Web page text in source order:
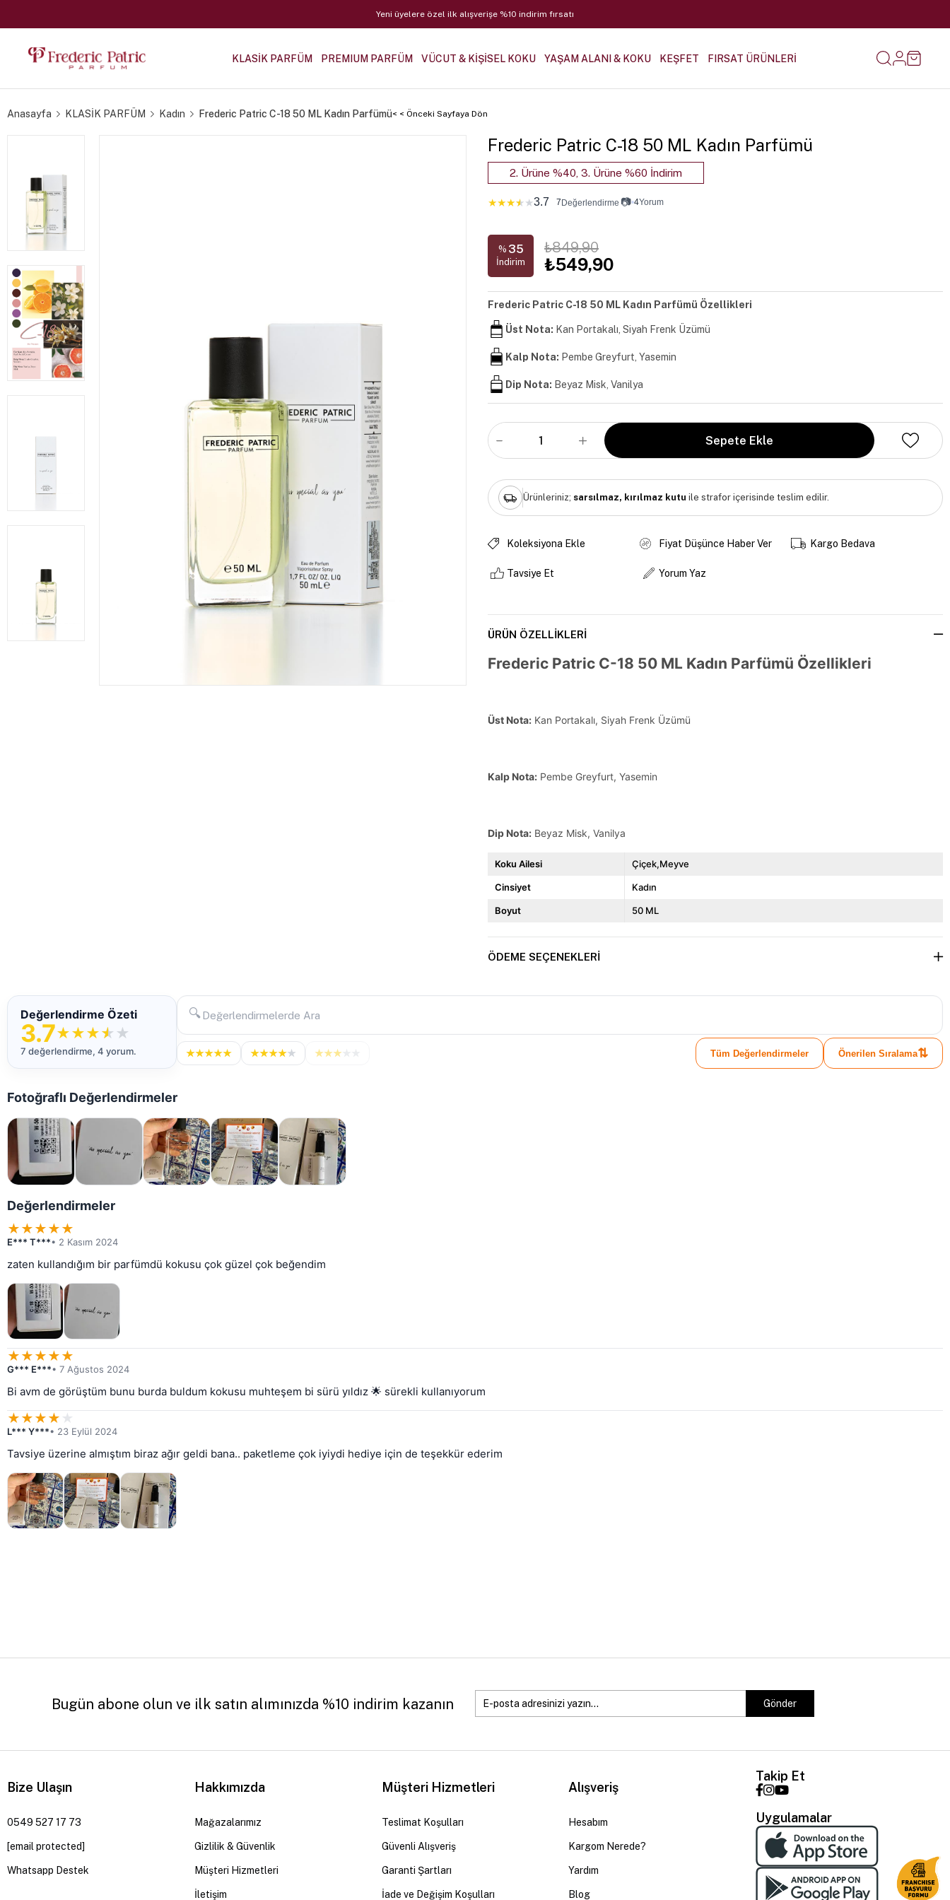
Yeni üyelere özel ilk alışverişe %10 indirim fırsatı
KLASİK PARFÜM PREMIUM PARFÜM VÜCUT & KİŞİSEL KOKU YAŞAM ALANI & KOKU KEŞFET FIRSAT ÜRÜNLERİ
Anasayfa KLASİK PARFÜM Kadın Frederic Patric C-18 50 ML Kadın Parfümü< < Önceki Sayfaya Dön
Frederic Patric C-18 50 ML Kadın Parfümü
2. Ürüne %40, 3. Ürüne %60 İndirim
★★★★★3.7 7 Değerlendirme 📷•4Yorum
% 35
İndirim
₺849,90
₺549,90
Frederic Patric C-18 50 ML Kadın Parfümü Özellikleri
Üst Nota: Kan Portakalı, Siyah Frenk Üzümü
Kalp Nota: Pembe Greyfurt, Yasemin
Dip Nota: Beyaz Misk, Vanilya
Ürünleriniz; sarsılmaz, kırılmaz kutu ile strafor içerisinde teslim edilir.
Koleksiyona Ekle Fiyat Düşünce Haber Ver Kargo Bedava
Tavsiye Et Yorum Yaz
ÜRÜN ÖZELLIKLERI
Frederic Patric C-18 50 ML Kadın Parfümü Özellikleri
Üst Nota: Kan Portakalı, Siyah Frenk Üzümü
Kalp Nota: Pembe Greyfurt, Yasemin
Dip Nota: Beyaz Misk, Vanilya
Koku Ailesi Çiçek,Meyve
Cinsiyet Kadın
Boyut 50 ML
ÖDEME SEÇENEKLERI
Değerlendirme Özeti
3.7★★★★ ★
7 değerlendirme, 4 yorum.
🔍
★★★★★ ★★★★★ ★★★ Tüm Değerlendirmeler Önerilen Sıralama⇅
Fotoğraflı Değerlendirmeler
Değerlendirmeler
★★★★★
E*** T***• 2 Kasım 2024
zaten kullandığım bir parfümdü kokusu çok güzel çok beğendim
★★★★★
G*** E***• 7 Ağustos 2024
Bi avm de görüştüm bunu burda buldum kokusu muhteşem bi sürü yıldız 🌟 sürekli kullanıyorum
★★★★ ★
L*** Y***• 23 Eylül 2024
Tavsiye üzerine almıştım biraz ağır geldi bana.. paketleme çok iyiydi hediye için de teşekkür ederim
Bugün abone olun ve ilk satın alımınızda %10 indirim kazanın Gönder
Bize Ulaşın
0549 527 17 73
[email protected]
Whatsapp Destek
Hakkımızda
Mağazalarımız
Gizlilik & Güvenlik
Müşteri Hizmetleri
İletişim
Müşteri Hizmetleri
Teslimat Koşulları
Güvenli Alışveriş
Garanti Şartları
İade ve Değişim Koşulları
Alışveriş
Hesabım
Kargom Nerede?
Yardım
Blog
Takip Et
Uygulamalar